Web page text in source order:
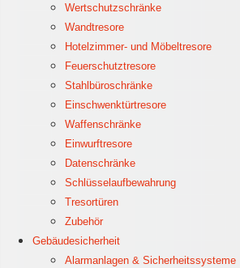
Wertschutzschränke
Wandtresore
Hotelzimmer- und Möbeltresore
Feuerschutztresore
Stahlbüroschränke
Einschwenktürtresore
Waffenschränke
Einwurftresore
Datenschränke
Schlüsselaufbewahrung
Tresortüren
Zubehör
Gebäudesicherheit
Alarmanlagen & Sicherheitssysteme